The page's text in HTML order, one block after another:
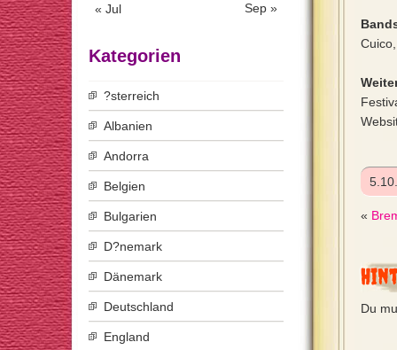
«
Du
« Jul Sep »
Kategorien
?sterreich
Albanien
Andorra
Belgien
Bulgarien
D?nemark
Dänemark
Deutschland
England